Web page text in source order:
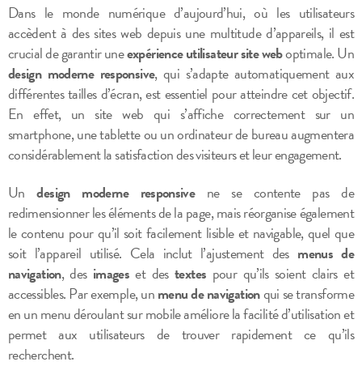
Dans le monde numérique d’aujourd’hui, où les utilisateurs
accèdent à des sites web depuis une multitude d’appareils, il est
crucial de garantir uneexpérience utilisateur site weboptimale. Un
design moderne responsive, qui s’adapte automatiquement aux
différentes tailles d’écran, est essentiel pour atteindre cet objectif.
En effet, un site web qui s’affiche correctement sur un
smartphone, une tablette ou un ordinateur de bureau augmentera
considérablement la satisfaction des visiteurs et leur engagement.
Undesign moderne responsivene se contente pas de
redimensionner les éléments de la page, mais réorganise également
le contenu pour qu’il soit facilement lisible et navigable, quel que
soit l’appareil utilisé. Cela inclut l’ajustement des menus de
navigation, des images et destextes pour qu’ils soient clairs et
accessibles. Par exemple, unmenu de navigationqui se transforme
en un menu déroulant sur mobile améliore la facilité d’utilisation et
permet aux utilisateurs de trouver rapidement ce qu’ils
recherchent.